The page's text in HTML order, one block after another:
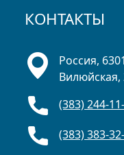
КОНТАКТЫ
Россия,
Вилюйская,
(383) 244-
(383) 383-